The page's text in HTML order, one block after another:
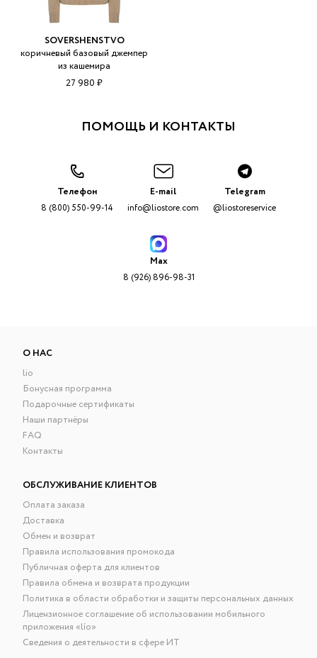
SOVERSHENSTVO
коричневый базовый джемпер
из кашемира
27 980 ₽
ПОМОЩЬ И КОНТАКТЫ
Телефон
8 (800) 550-99-14
E-mail
info@liostore.com
Telegram
@liostoreservice
Max
8 (926) 896-98-31
О НАС
lio
Бонусная программа
Подарочные сертификаты
Наши партнёры
FAQ
Контакты
ОБСЛУЖИВАНИЕ КЛИЕНТОВ
Оплата заказа
Доставка
Обмен и возврат
Правила использования промокода
Публичная оферта для клиентов
Правила обмена и возврата продукции
Политика в области обработки и защиты персональных данных
Лицензионное соглашение об использовании мобильного
приложения «lío»
Сведения о деятельности в сфере ИТ